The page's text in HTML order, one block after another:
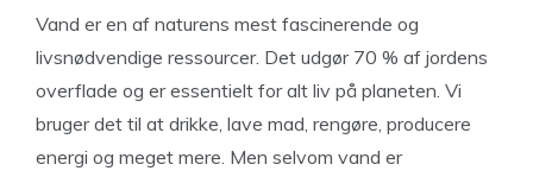
Vand er en af naturens mest fascinerende og
livsnødvendige ressourcer. Det udgør 70 % af jordens
overflade og er essentielt for alt liv på planeten. Vi
bruger det til at drikke, lave mad, rengøre, producere
energi og meget mere. Men selvom vand er